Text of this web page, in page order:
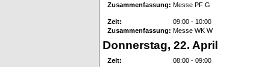
Zusammenfassung: Messe PF G
Zeit:
09:00 - 10:00
Zusammenfassung: Messe WK W
Donnerstag, 22. April
Zeit:
08:00 - 09:00